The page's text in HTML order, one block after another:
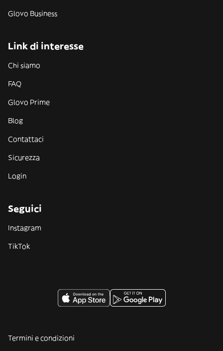
Glovo Business
Link di interesse
Chi siamo
FAQ
Glovo Prime
Blog
Contattaci
Sicurezza
Login
Seguici
Instagram
TikTok
Termini e condizioni